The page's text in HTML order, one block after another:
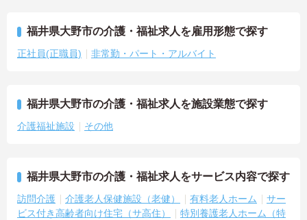
福井県大野市の介護・福祉求人を雇用形態で探す
正社員(正職員) 非常勤・パート・アルバイト
福井県大野市の介護・福祉求人を施設業態で探す
介護福祉施設 その他
福井県大野市の介護・福祉求人をサービス内容で探す
訪問介護 介護老人保健施設（老健） 有料老人ホーム
サー
ビス付き高齢者向け住宅（サ高住）
特別養護老人ホーム（特